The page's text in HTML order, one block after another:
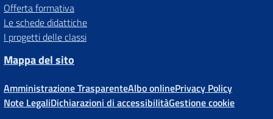
Offerta formativa
Le schede didattiche
I progetti delle classi
Mappa del sito
Amministrazione TrasparenteAlbo onlinePrivacy Policy
Note LegaliDichiarazioni di accessibilitàGestione cookie